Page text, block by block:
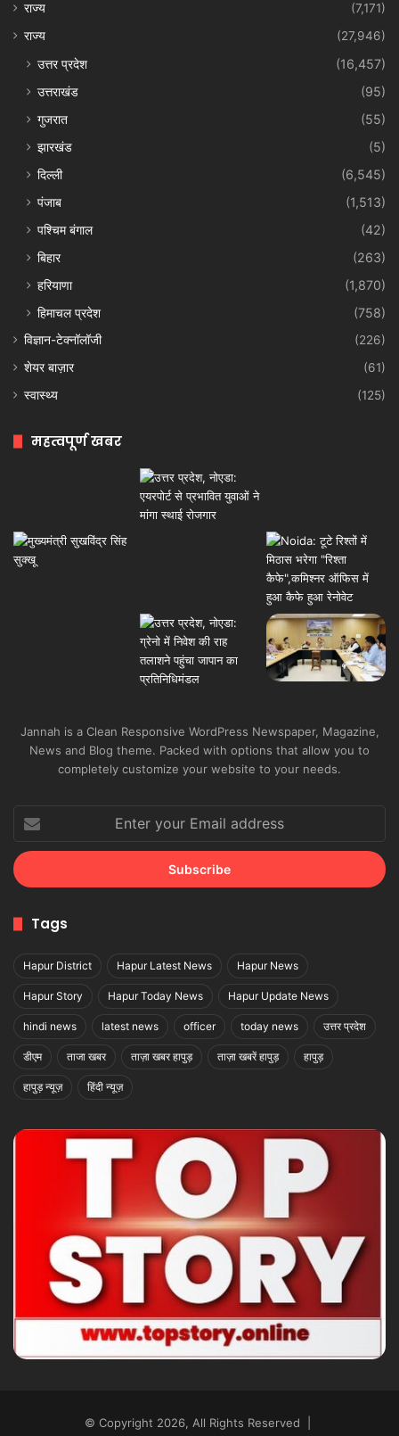
राज्य
(7,171)
राज्य
(27,946)
उत्तर प्रदेश
(16,457)
उत्तराखंड
(95)
गुजरात
(55)
झारखंड
(5)
दिल्ली
(6,545)
पंजाब
(1,513)
पश्चिम बंगाल
(42)
बिहार
(263)
हरियाणा
(1,870)
हिमाचल प्रदेश
(758)
विज्ञान-टेक्नॉलॉजी
(226)
शेयर बाज़ार
(61)
स्वास्थ्य
(125)
महत्वपूर्ण खबर
Jannah is a Clean Responsive WordPress Newspaper, Magazine,
News and Blog theme. Packed with options that allow you to
completely customize your website to your needs.
your
Email
address
Tags
Hapur District Hapur Latest News Hapur News
Hapur Story Hapur Today News Hapur Update News
hindi news latest news officer today news उत्तर प्रदेश
डीएम ताजा खबर ताज़ा खबर हापुड़ ताज़ा खबरें हापुड़ हापुड़
हापुड़ न्यूज़ हिंदी न्यूज़
© Copyright 2026, All Rights Reserved |